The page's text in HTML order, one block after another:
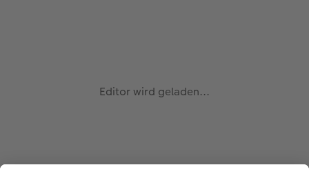
Editor wird geladen...